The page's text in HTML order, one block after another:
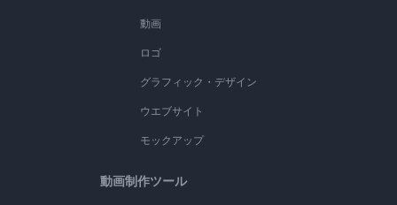
動画
ロゴ
グラフィック・デザイン
ウエブサイト
モックアップ
動画制作ツール